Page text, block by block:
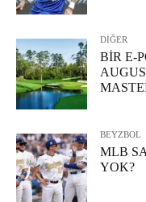
DİĞER
BİR E-
BEYZBOL
MLB
YOK?